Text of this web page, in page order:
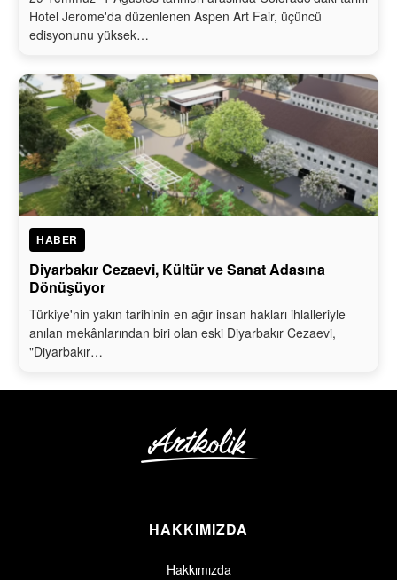
Hotel Jerome'da düzenlenen Aspen Art Fair, üçüncü
edisyonunu yüksek…
HABER
Diyarbakır Cezaevi, Kültür ve Sanat Adasına
Dönüşüyor
Türkiye'nin yakın tarihinin en ağır insan hakları ihlalleriyle
anılan mekânlarından biri olan eski Diyarbakır Cezaevi,
"Diyarbakır…
HAKKIMIZDA
Hakkımızda